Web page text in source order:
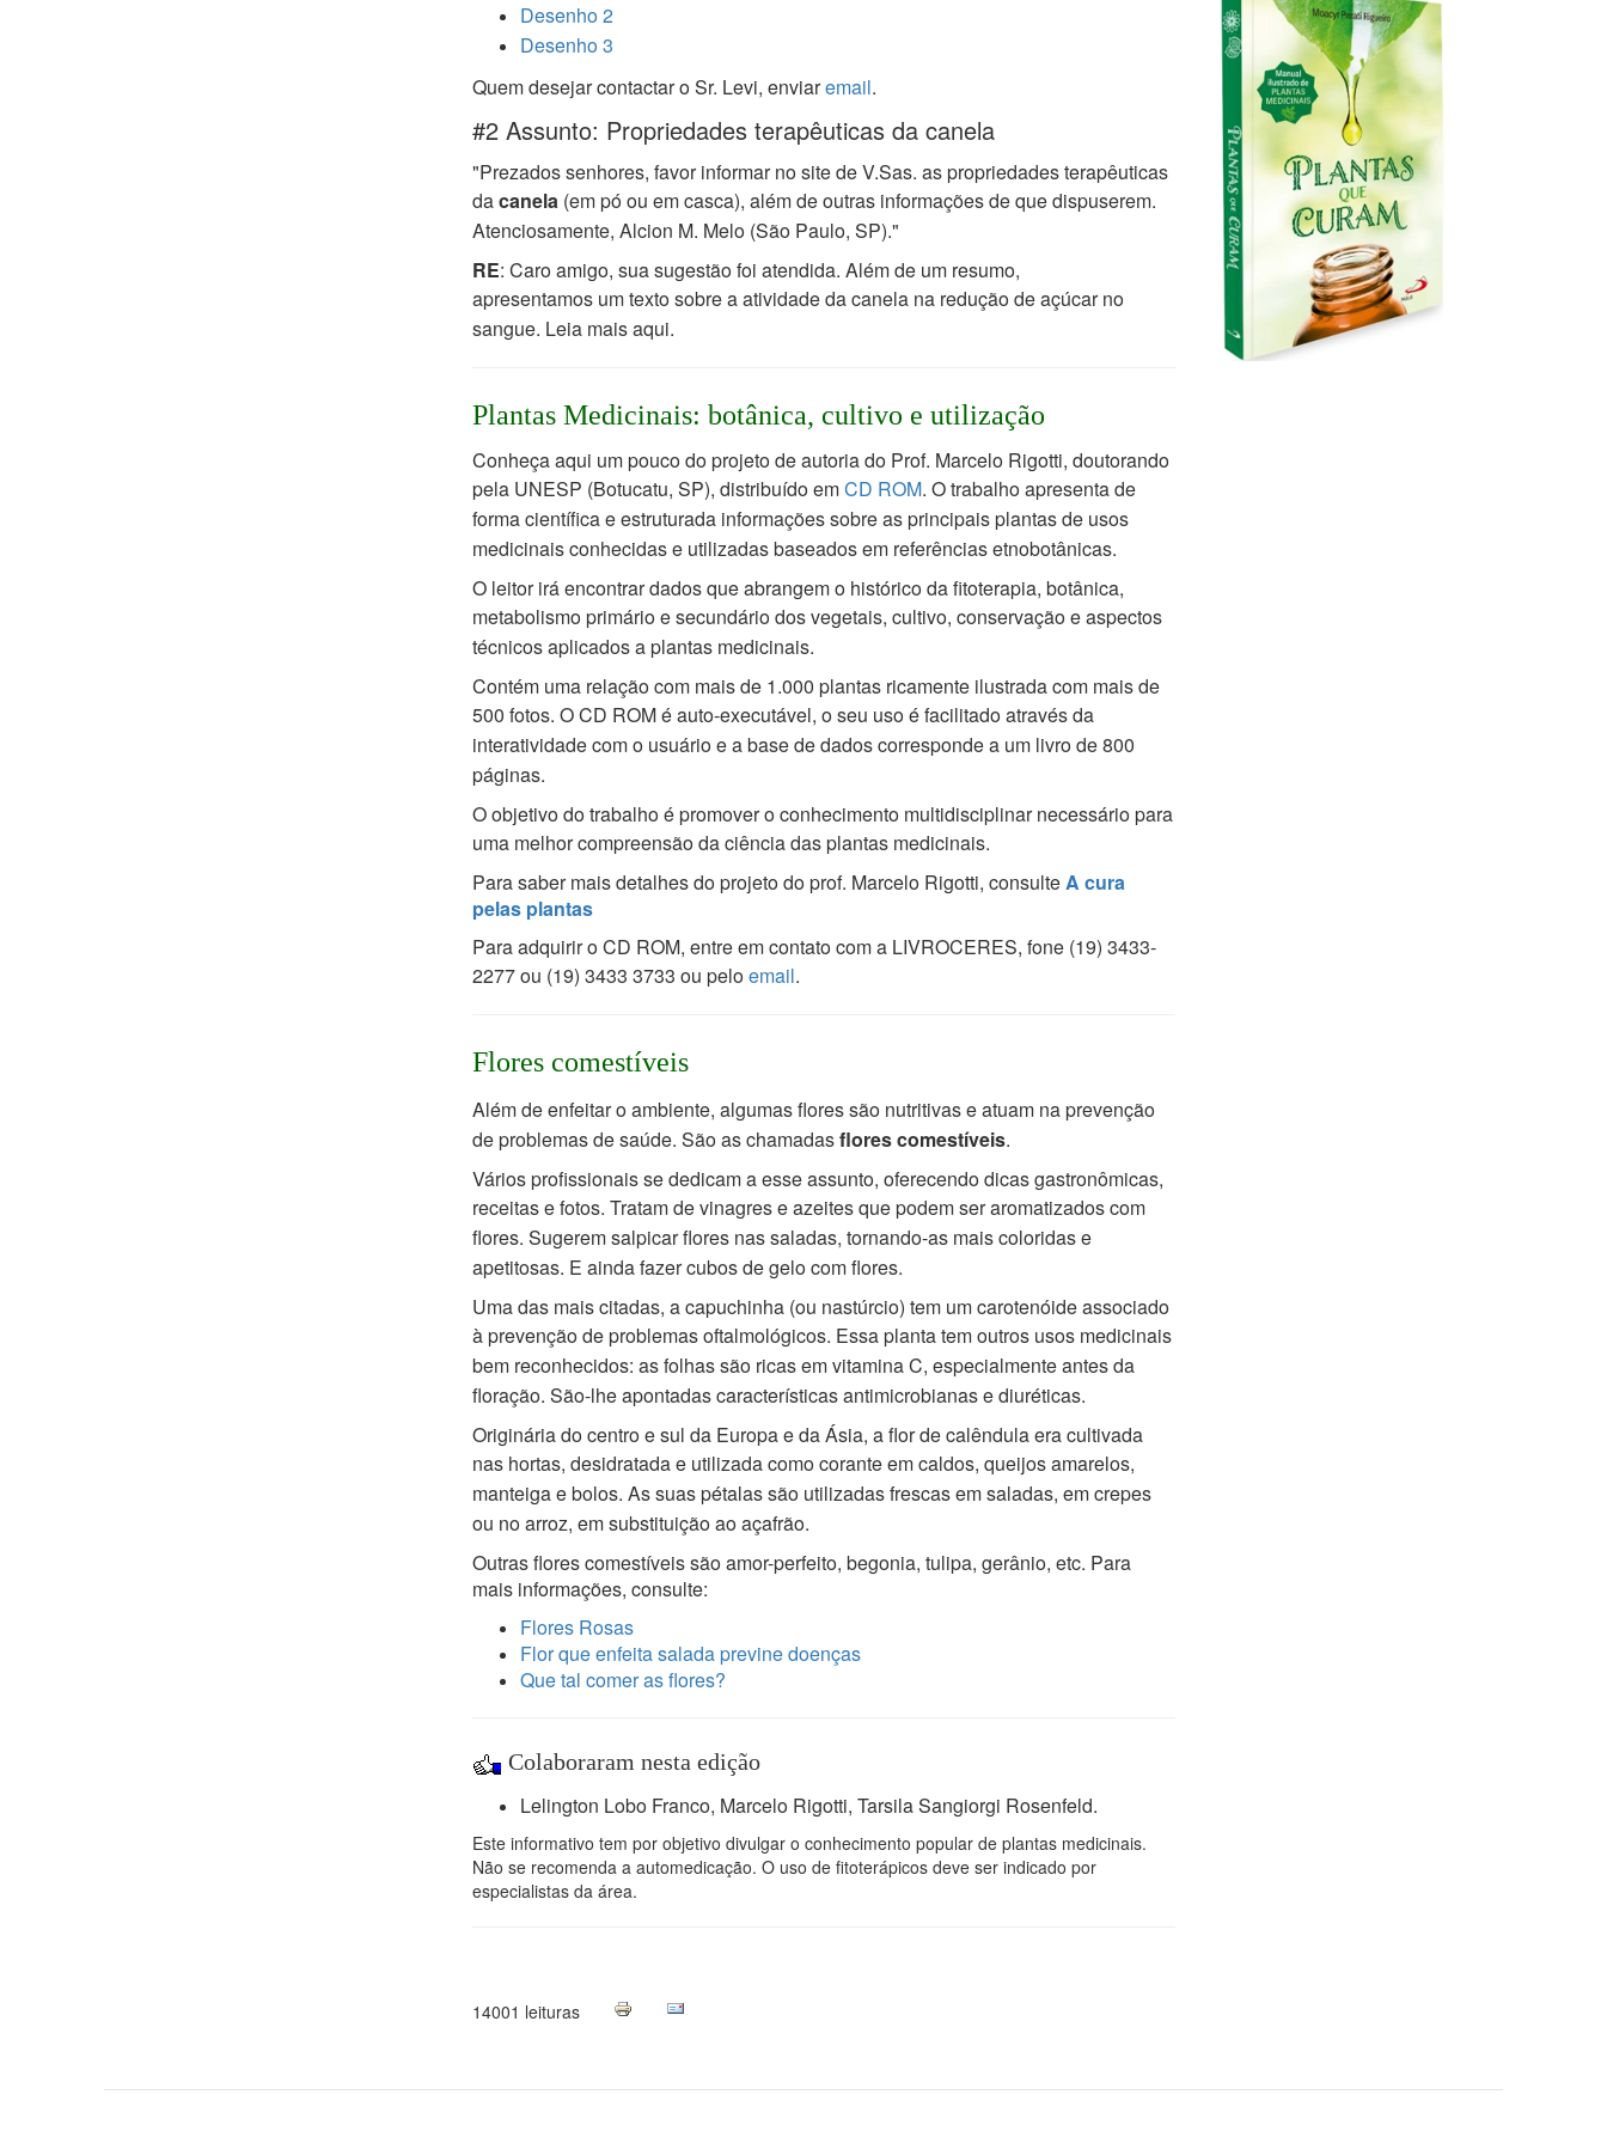
Desenho 2
Desenho 3
Quem desejar contactar o Sr. Levi, enviaremail.
#2 Assunto: Propriedades terapêuticas da canela
"Prezados senhores, favor informar no site de V.Sas. as propriedades terapêuticas
dacanela(em pó ou emcasca), além de outras informações de que dispuserem.
Atenciosamente, Alcion M. Melo (São Paulo, SP)."
RE: Caro amigo, sua sugestão foi atendida. Além de um resumo,
apresentamos um texto sobre a atividade da canela na redução de açúcar no
sangue. Leia mais aqui.
Plantas Medicinais: botânica, cultivo e utilização
Conheça aqui um pouco do projeto de autoria do Prof. Marcelo Rigotti, doutorando
pela UNESP (Botucatu, SP), distribuído emCD ROM. O trabalho apresenta de
forma científica e estruturada informações sobreas principais plantas de usos
medicinais conhecidas e utilizadas baseados em referências etnobotânicas.
O leitor irá encontrar dados que abrangem o histórico da fitoterapia, botânica,
metabolismo primário esecundário dos vegetais, cultivo, conservação e aspectos
técnicos aplicados a plantas medicinais.
Contém uma relação com mais de 1.000 plantas ricamente ilustrada com mais de
500 fotos. O CD ROM é auto-executável, o seu uso é facilitado através da
interatividade com o usuário e a base de dados corresponde a um livro de 800
páginas.
O objetivo do trabalho é promover o conhecimento multidisciplinar necessário para
uma melhor compreensão daciência das plantas medicinais.
Para saber mais detalhes do projeto do prof. Marcelo Rigotti, consulteA cura
pelas plantas
Para adquirir o CD ROM, entre em contato com a LIVROCERES, fone (19) 3433-
2277 ou (19) 3433 3733 ou peloemail.
Flores comestíveis
Além de enfeitar o ambiente, algumas flores são nutritivas e atuam na prevenção
de problemas de saúde. São aschamadasflores comestíveis.
Vários profissionais se dedicam a esse assunto, oferecendo dicas gastronômicas,
receitas e fotos. Tratam devinagres e azeites que podem ser aromatizados com
flores. Sugerem salpicar flores nas saladas, tornando-as mais coloridas e
apetitosas. E ainda fazer cubos de gelo com flores.
Uma das mais citadas, a capuchinha (ou nastúrcio) tem um carotenóide associado
à prevenção de problemasoftalmológicos. Essa planta tem outros usos medicinais
bem reconhecidos: as folhas são ricas em vitamina C, especialmente antes da
floração. São-lhe apontadas características antimicrobianas e diuréticas.
Originária do centro e sul da Europa e da Ásia, a flor de calêndula era cultivada
nas hortas, desidratada e utilizada como corante em caldos, queijos amarelos,
manteiga e bolos. As suas pétalas são utilizadas frescasem saladas, em crepes
ou no arroz, em substituição ao açafrão.
Outras flores comestíveis são amor-perfeito, begonia, tulipa, gerânio, etc. Para
mais informações, consulte:
Flores Rosas
Flor que enfeita salada previne doenças
Que tal comer as flores?
Colaboraram nesta edição
Lelington Lobo Franco, Marcelo Rigotti, Tarsila Sangiorgi Rosenfeld.
Este informativo tem por objetivo divulgar o conhecimento popular de plantas medicinais.
Não se recomenda a automedicação. O uso de fitoterápicos deve ser indicado por
especialistas da área.
14001 leituras